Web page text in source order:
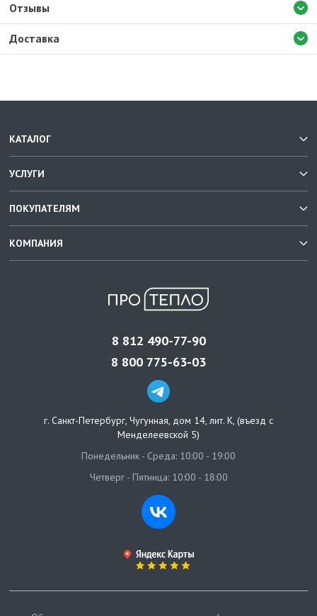
Доставка
Отзывы
КАТАЛОГ
УСЛУГИ
ПОКУПАТЕЛЯМ
КОМПАНИЯ
8 812 490-77-90
8 800 775-63-03
г. Санкт-Петербург, Чугунная, дом 14, лит. К, (въезд с
Менделеевской 5)
Понедельник - Среда: 10:00 - 19:00
Четверг - Пятница: 10:00 - 18:00